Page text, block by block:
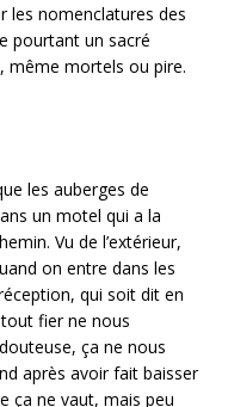
les nomenclatures des
pourtant un sacré
même mortels ou pire.
les auberges de
un motel qui a la
Vu de l’extérieur,
on entre dans les
qui soit dit en
fier ne nous
ça ne nous
après avoir fait baisser
ça ne vaut, mais peu